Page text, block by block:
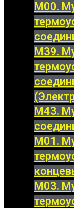
М00.
М39.
М43.
М01.
М03.